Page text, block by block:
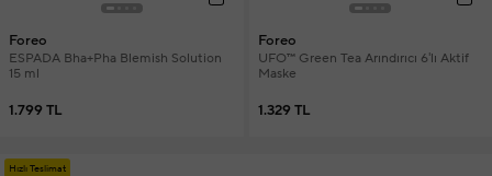
Foreo
ESPADA Bha+Pha Blemish Solution
15 ml
1.799 TL
Foreo
UFO™ Green Tea Arındırıcı 6'lı Aktif
Maske
1.329 TL
Hızlı Teslimat